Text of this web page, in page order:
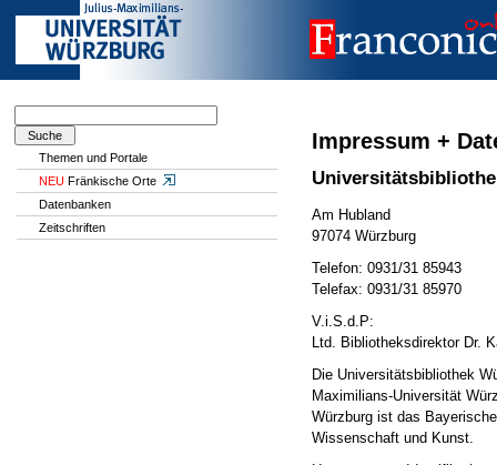
Impressum +
Am Hubland
97074 Würzburg
Telefon: 0931/31 85943
Telefax: 0931/31 85970
V.i.S.d.P:
Ltd. Bibliotheksdirektor Dr.
Die Universitätsbibliothek
Maximilians-Universität
Würzburg ist das
Wissenschaft und Kunst.
Themen und Portale
NEU Fränkische Orte
Datenbanken
Zeitschriften